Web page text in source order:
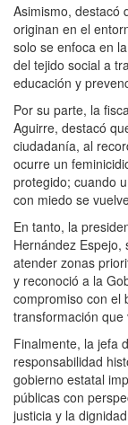
Asimismo, destacó
originan en el
solo se enfoca en
del tejido social a
educación y
Por su parte, la
Aguirre, destacó
ciudadanía, al
ocurre un
protegido; cuando
con miedo se
En tanto, la
Hernández Espejo,
atender zonas
y reconoció a la
compromiso con el
transformación que
Finalmente, la jefa
responsabilidad
gobierno estatal
públicas con
justicia y la